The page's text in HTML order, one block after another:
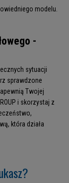
modelu.
-
sytuacji
sprawdzone
Twojej
i skorzystaj z
która działa